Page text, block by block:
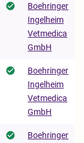
Boehringer
Ingelheim
Vetmedica
GmbH
Boehringer
Ingelheim
Vetmedica
GmbH
Boehringer